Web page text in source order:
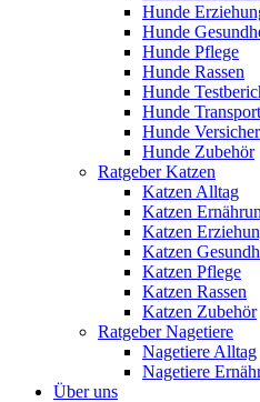
Hunde
Hunde
Hunde Pflege
Hunde Rassen
Hunde
Hunde Transport
Hunde
Hunde Zubehör
Ratgeber Katzen
Katzen Alltag
Katzen
Katzen
Katzen
Katzen Pflege
Katzen Rassen
Katzen Zubehör
Ratgeber Nagetiere
Nagetiere Alltag
Nagetiere
Über uns